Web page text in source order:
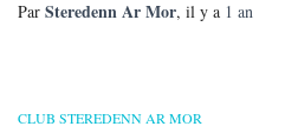
Par Steredenn Ar Mor, il y a 1 an
CLUB STEREDENN AR MOR